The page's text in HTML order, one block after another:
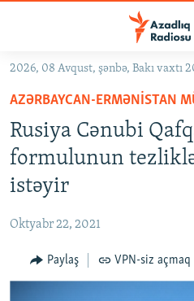
Əsas
qayıt
Əsas
naviqasiyaya
qayıt
Axtarışa
KORRUPSIOMETR
#ƏSLINDƏ
QANUNI DOĞRU
ARAŞDIRMA
2026, 08 Avqust, şənbə, Bakı vaxtı
AZƏRBAYCAN-ERMƏNISTAN
Rusiya Cənubi
formulunun tezliklə
istəyir
Oktyabr 22, 2021
Paylaş VPN-siz açmaq